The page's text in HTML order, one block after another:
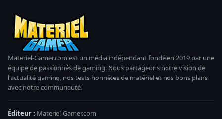
Materiel-Gamer.com est un média indépendant fondé en 2019 par une
équipe de passionnés de gaming. Nous partageons notre vision de
l'actualité gaming, nos tests honnêtes de matériel et nos bons plans
avec notre communauté.
Éditeur : Materiel-Gamer.com